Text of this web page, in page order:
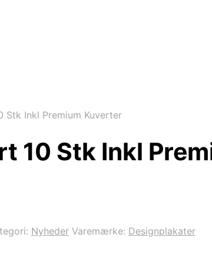
Stk Inkl Premium Kuverter
10 Stk Inkl
Nyheder Varemærke: Designplakater